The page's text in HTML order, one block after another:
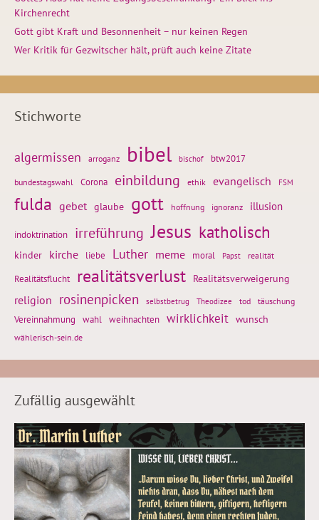
Kirchenrecht
Gott gibt Kraft und Besonnenheit – nur keinen Regen
Wer Kritik für Gezwitscher hält, prüft auch keine Zitate
Stichworte
algermissen arroganz bibel bischof btw2017
bundestagswahl Corona einbildung ethik evangelisch FSM
fulda gebet glaube gott hoffnung ignoranz illusion
indoktrination irreführung Jesus katholisch
kinder kirche liebe Luther meme moral Papst realität
Realitätsflucht realitätsverlust Realitätsverweigerung
religion rosinenpicken selbstbetrug Theodizee tod täuschung
Vereinnahmung wahl weihnachten wirklichkeit wunsch
wählerisch-sein.de
Zufällig ausgewählt